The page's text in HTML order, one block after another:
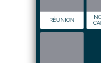
RÉUNION